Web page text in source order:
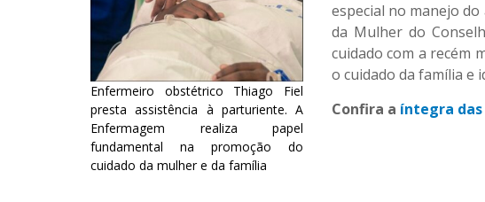
Enfermeiro obstétrico Thiago Fiel
presta assistência à parturiente. A
Enfermagem realiza papel
fundamental na promoção do
cuidado da mulher e da família
especial no manejo
da Mulher do
cuidado com a recém
o cuidado da família e
Confira a íntegra